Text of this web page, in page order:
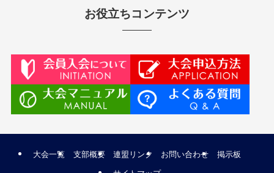
お役立ちコンテンツ
大会一覧 支部概要 連盟リンク お問い合わせ 掲示板